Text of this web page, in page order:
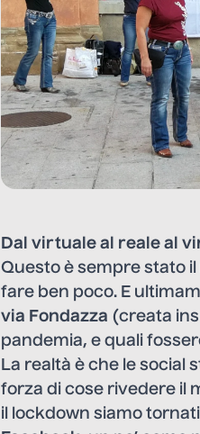
Dal virtuale al reale al
Questo è sempre stato
fare ben poco. E
via Fondazza (creata
pandemia, e quali
La realtà è che le social
forza di cose rivedere il
il lockdown siamo